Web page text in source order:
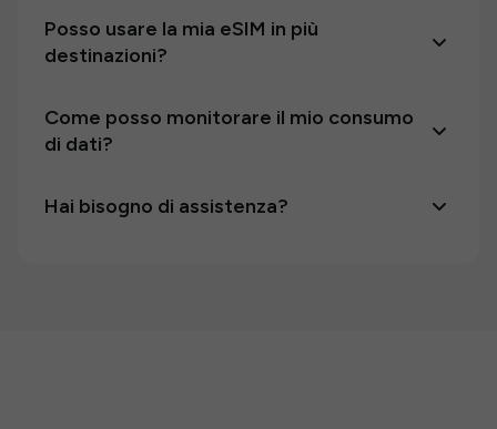
Posso usare la mia eSIM in più
destinazioni?
Come posso monitorare il mio consumo
di dati?
Hai bisogno di assistenza?